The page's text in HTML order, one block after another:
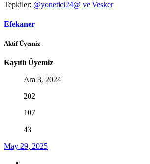
Tepkiler: @yonetici24@ ve Vesker
Efekaner
Aktif Üyemiz
Kayıtlı Üyemiz
Ara 3, 2024
202
107
43
May 29, 2025